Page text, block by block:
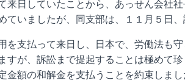
来日していたことから、あっせん会社
ていましたが、同支部は、１１月５日
を支払って来日し、日本で、労働法も
すが、訴訟まで提起することは極めて
金額の和解金を支払うことを約束しま